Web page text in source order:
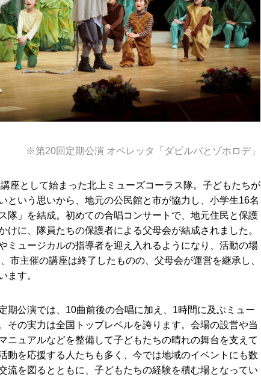
※第20回定期公演 オペレッタ「ダビルバとゾホロデ」
座として始まった北上ミューズコーラス隊。子どもたちが
という思いから、地元の公民館と市が協力し、小学生16名
隊」を結成。初めての合唱コンサートで、地元住民と保護
けに、隊員たちの保護者による父母会が結成されました。
ミュージカルの指導者を迎え入れるようになり、活動の場
市主催の講座は終了したものの、父母会が運営を継承し、
ます。
期公演では、10曲前後の合唱に加え、1時間に及ぶミュー
その実力は全国トップレベルを誇ります。会場の設営や当
ニュアルなどを整備して子どもたちの晴れの舞台を支えて
動を応援する人たちも多く、今では地域のイベントにも数
流を図るとともに、子どもたちの経験を積む場となってい